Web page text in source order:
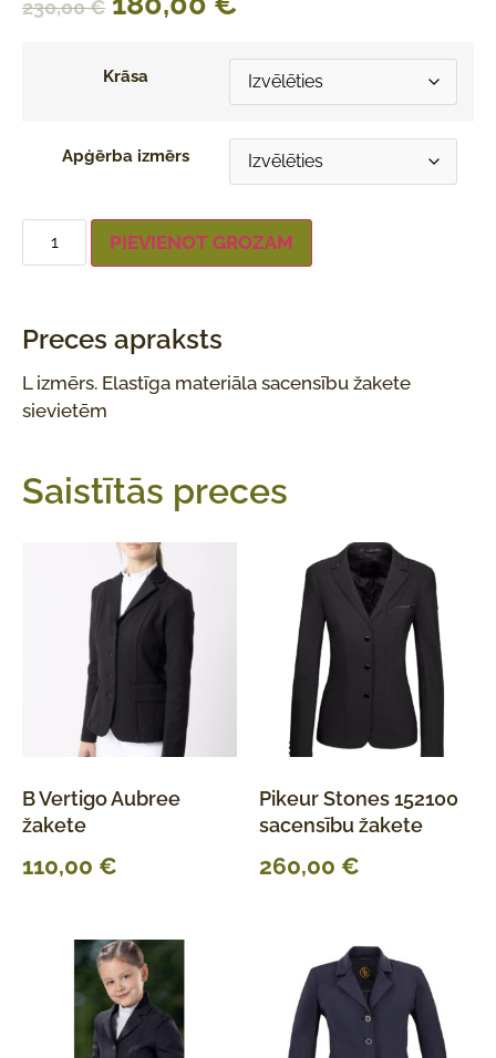
230,00€
Krāsa
Apģērba izmērs
PIEVIENOT GROZAM
Preces apraksts
L izmērs. Elastīga materiāla sacensību žakete
sievietēm
Saistītās preces
B Vertigo Aubree
žakete
110,00 €
Pikeur Stones 152100
sacensību žakete
260,00 €